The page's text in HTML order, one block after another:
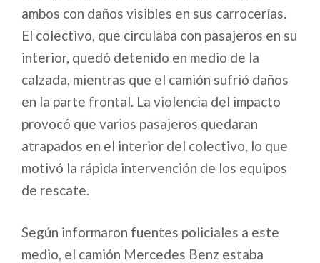
ambos con daños visibles en sus carrocerías.
El colectivo, que circulaba con pasajeros en su
interior, quedó detenido en medio de la
calzada, mientras que el camión sufrió daños
en la parte frontal. La violencia del impacto
provocó que varios pasajeros quedaran
atrapados en el interior del colectivo, lo que
motivó la rápida intervención de los equipos
de rescate.
Según informaron fuentes policiales a este
medio, el camión Mercedes Benz estaba